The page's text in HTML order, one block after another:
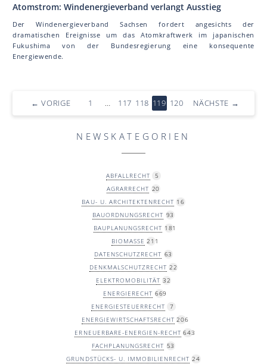
Atomstrom: Windenergieverband verlangt Ausstieg
Der Windenergieverband Sachsen fordert angesichts der
dramatischen Ereignisse um das Atomkraftwerk im japanischen
Fukushima von der Bundesregierung eine konsequente
Energiewende.
← VORIGE 1 … 117 118 119 120 NÄCHSTE →
NEWSKATEGORIEN
ABFALLRECHT
5
AGRARRECHT 20
BAU- U. ARCHITEKTENRECHT 16
BAUORDNUNGSRECHT 93
BAUPLANUNGSRECHT 181
BIOMASSE 211
DATENSCHUTZRECHT 63
DENKMALSCHUTZRECHT 22
ELEKTROMOBILITÄT 32
ENERGIERECHT 669
ENERGIESTEUERRECHT
7
ENERGIEWIRTSCHAFTSRECHT 206
ERNEUERBARE-ENERGIEN-RECHT 643
FACHPLANUNGSRECHT 53
GRUNDSTÜCKS- U. IMMOBILIENRECHT 24